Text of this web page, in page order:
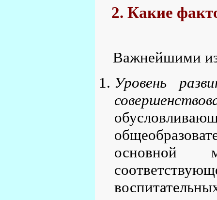
2. Какие
Важнейшими
Уровень
основной